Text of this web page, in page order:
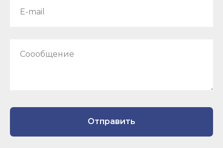
E-mail
Соообщение
Отправить